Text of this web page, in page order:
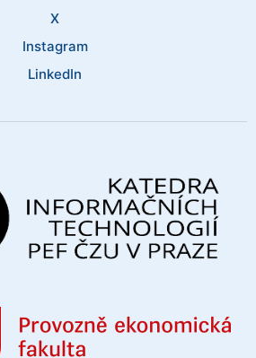
X
Instagram
LinkedIn